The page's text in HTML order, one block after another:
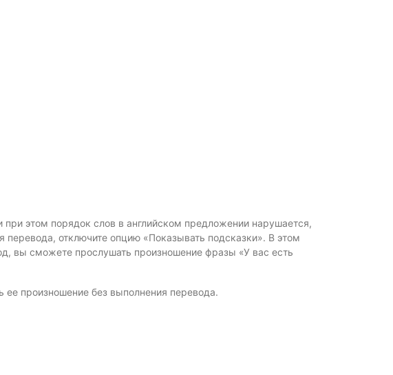
этом порядок слов в английском предложении нарушается,
отключите опцию «Показывать подсказки». В этом
вы сможете прослушать произношение фразы «У вас есть
ее произношение без выполнения перевода.